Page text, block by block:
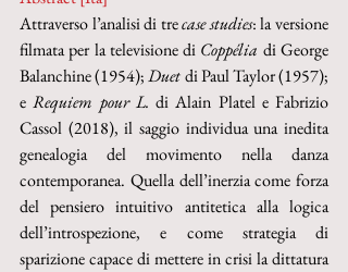
Attraverso l’analisi di tre case studies: la versione
filmata per la televisione di Coppélia di George
Balanchine (1954); Duet di Paul Taylor (1957);
e Requiem pour L. di Alain Platel e Fabrizio
Cassol (2018), il saggio individua una inedita
genealogia del movimento nella danza
contemporanea. Quella dell’inerzia come forza
del pensiero intuitivo antitetica alla logica
dell’introspezione, e come strategia di
sparizione capace di mettere in crisi la dittatura